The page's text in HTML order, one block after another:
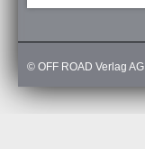
© OFF ROAD Verlag AG